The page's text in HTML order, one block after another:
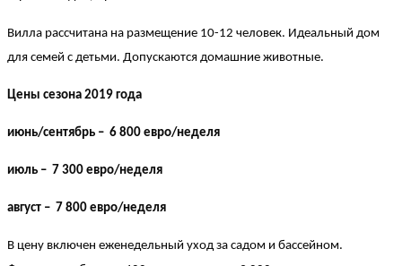
Вилла рассчитана на размещение 10-12 человек. Идеальный дом
для семей с детьми. Допускаются домашние животные.
Цены сезона 2019 года
июнь/сентябрь – 6 800 евро/неделя
июль – 7 300 евро/неделя
август – 7 800 евро/неделя
В цену включен еженедельный уход за садом и бассейном.